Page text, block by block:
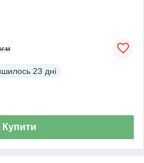
23 дні
Купити